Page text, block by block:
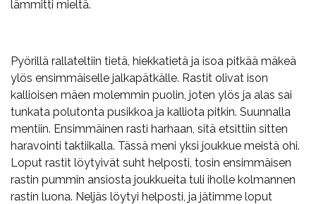
lämmitti mieltä.
Pyörillä rallateltiin tietä, hiekkatietä ja isoa pitkää mäkeä
ylös ensimmäiselle jalkapätkälle. Rastit olivat ison
kallioisen mäen molemmin puolin, joten ylös ja alas sai
tunkata polutonta pusikkoa ja kalliota pitkin. Suunnalla
mentiin. Ensimmäinen rasti harhaan, sitä etsittiin sitten
haravointi taktiikalla. Tässä meni yksi joukkue meistä ohi.
Loput rastit löytyivät suht helposti, tosin ensimmäisen
rastin pummin ansiosta joukkueita tuli iholle kolmannen
rastin luona. Neljäs löytyi helposti, ja jätimme loput